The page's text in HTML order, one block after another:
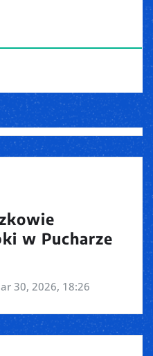
w Pucharze
30, 2026, 18:26